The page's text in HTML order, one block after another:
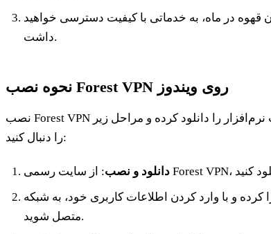
قهوه در ماه، به خدماتی با کیفیت دسترسی خواهید
داشت.
نحوه نصب Forest VPN روی ویندوز
نصب Forest VPN بر روی کامپیوتر بسیار ساده است. کافیست نرم‌افزار را دانلود کرده و مراحل زیر
را دنبال کنید:
دانلود و نصب
و با وارد کردن اطلاعات کاربری خود، به شبکه
متصل شوید.